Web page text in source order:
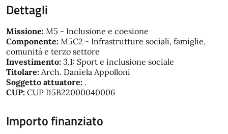
Dettagli
Missione: M5 - Inclusione e coesione
Componente: M5C2 - Infrastrutture sociali, famiglie,
comunità e terzo settore
Investimento: 3.1: Sport e inclusione sociale
Titolare: Arch. Daniela Appolloni
Soggetto attuatore: .
CUP: CUP I15B22000040006
Importo finanziato